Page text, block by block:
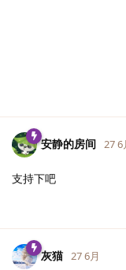
安静的房间 27 6
支持下吧
灰猫 27 6月